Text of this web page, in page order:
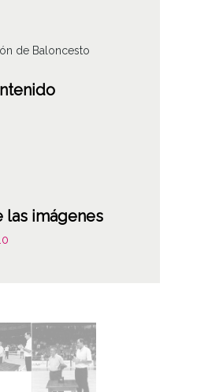
de Baloncesto
las imágenes